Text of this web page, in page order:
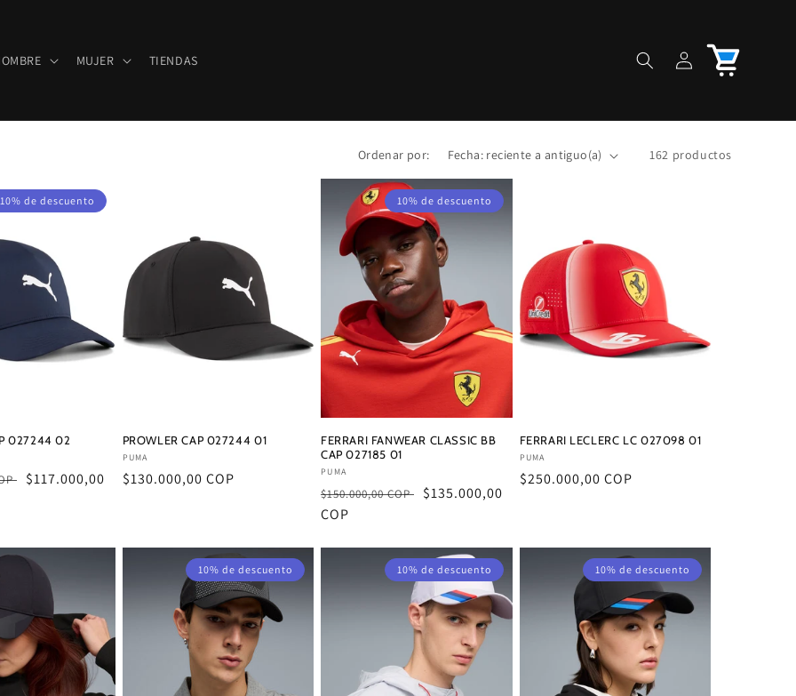
MUJER TIENDAS
sesión
Carrito
Ordenar por: 162 productos
10% de descuento
027244 02
Precio
$117.000,00
PROWLER CAP 027244 01
Proveedor:
PUMA
Precio
$130.000,00 COP
10% de descuento
FERRARI FANWEAR CLASSIC BB
CAP 027185 01
Proveedor:
PUMA
Precio
habitual
$150.000,00 COP
Precio
$135.000,00
COP
FERRARI LECLERC LC 027098 01
Proveedor:
PUMA
Precio
$250.000,00 COP
10% de descuento 10% de descuento 10% de descuento